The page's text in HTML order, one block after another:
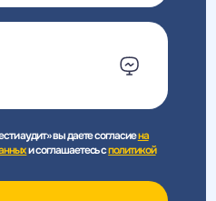
аудит» вы даете согласиена
и соглашаетесь cполитикой